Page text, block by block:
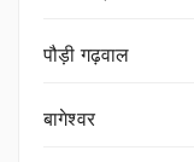
पौड़ी गढ़वाल
बागेश्वर